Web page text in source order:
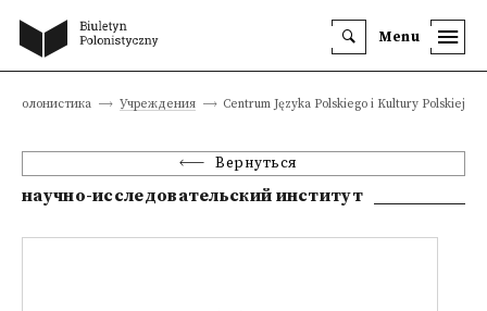
Menu
Учреждения Centrum Języka Polskiego i Kultury Polskiej
Вернуться
научно-исследовательский институт